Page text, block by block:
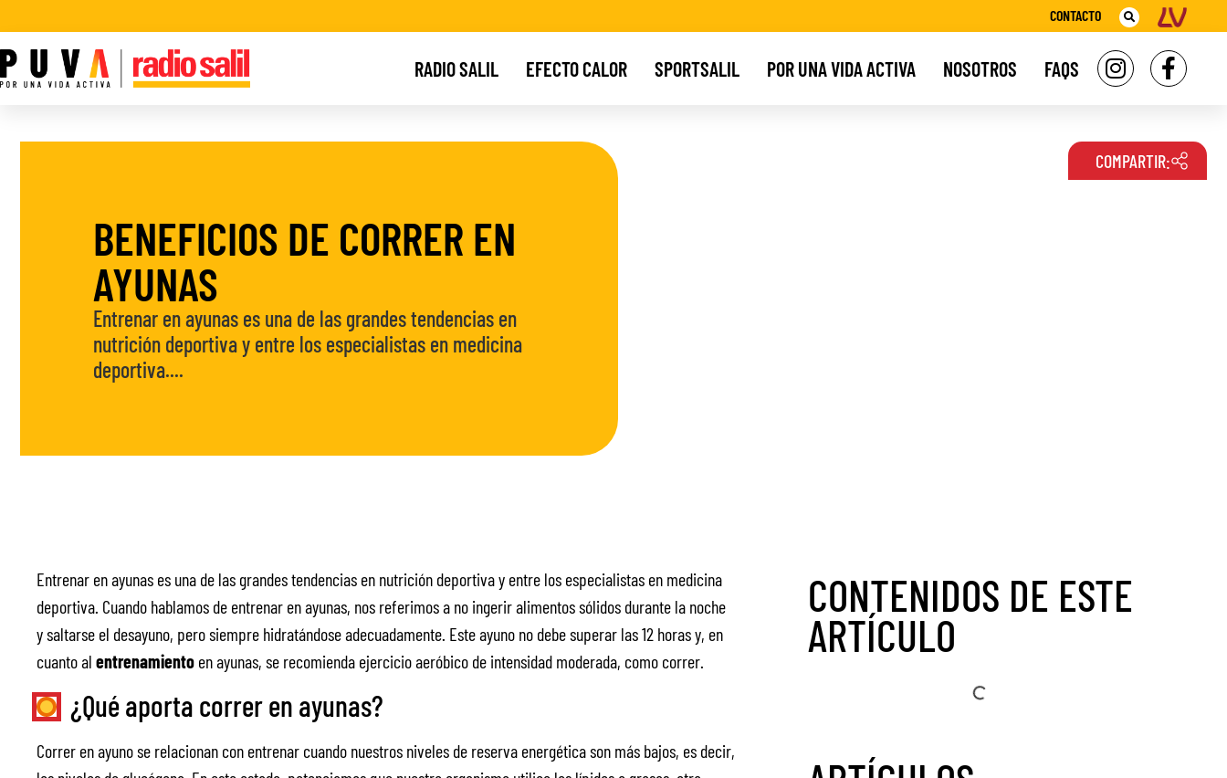
CONTACTO
RADIO SALIL EFECTO CALOR SPORTSALIL POR UNA VIDA ACTIVA NOSOTROS FAQS
BENEFICIOS DE CORRER EN
AYUNAS
Entrenar en ayunas es una de las grandes tendencias en
nutrición deportiva y entre los especialistas en medicina
deportiva....
COMPARTIR:
Entrenar en ayunas es una de las grandes tendencias en nutrición deportiva y entre los especialistas en medicina
deportiva. Cuando hablamos de entrenar en ayunas, nos referimos a no ingerir alimentos sólidos durante la noche
y saltarse el desayuno, pero siempre hidratándose adecuadamente. Este ayuno no debe superar las 12 horas y, en
cuanto al entrenamiento en ayunas, se recomienda ejercicio aeróbico de intensidad moderada, como correr.
¿Qué aporta correr en ayunas?
Correr en ayuno se relacionan con entrenar cuando nuestros niveles de reserva energética son más bajos, es decir,
CONTENIDOS DE ESTE
ARTÍCULO